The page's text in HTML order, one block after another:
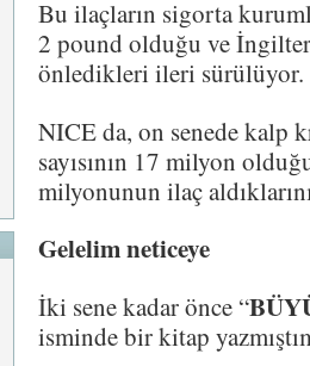
Bu ilaçların sigorta
2 pound olduğu ve
önledikleri ileri sürülüyor.
NICE da, on senede kalp
sayısının 17 milyon
milyonunun ilaç
Gelelim neticeye
İki sene kadar önce “
isminde bir kitap